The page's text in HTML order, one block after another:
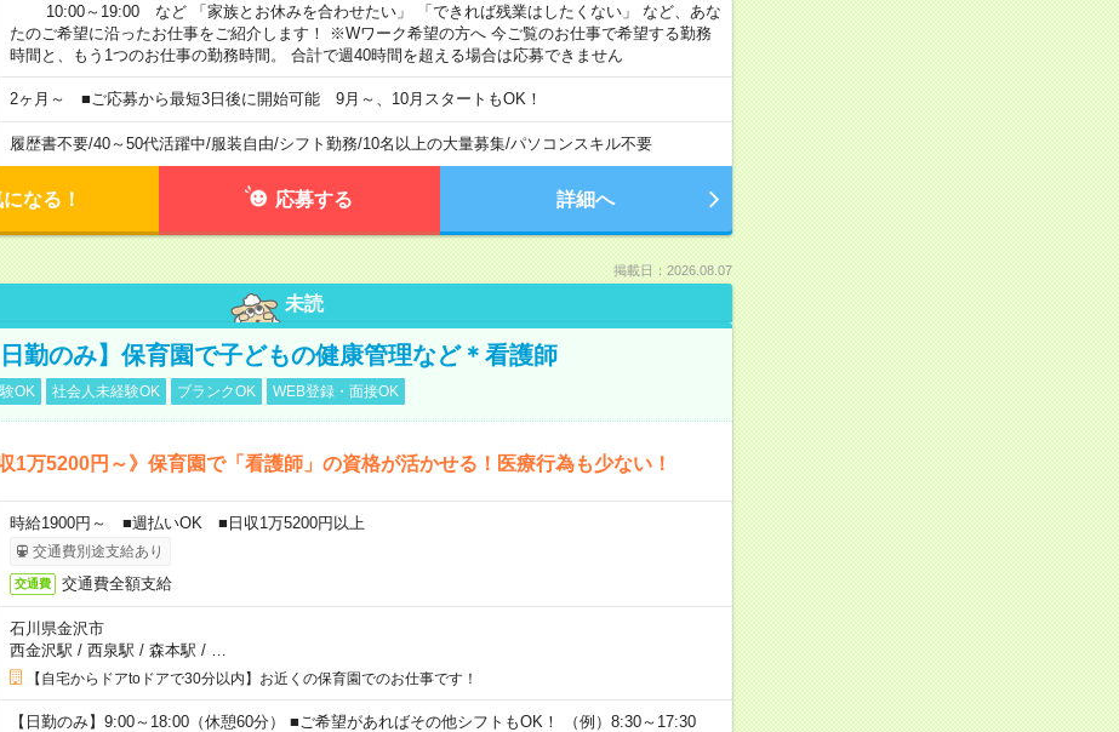
10:00～19:00 など 「家族とお休みを合わせたい」 「できれば残業はしたくない」 など、あな
たのご希望に沿ったお仕事をご紹介します！ ※Wワーク希望の方へ 今ご覧のお仕事で希望する勤務
時間と、もう1つのお仕事の勤務時間。 合計で週40時間を超える場合は応募できません
2ヶ月～ ■ご応募から最短3日後に開始可能 9月～、10月スタートもOK！
履歴書不要/40～50代活躍中/服装自由/シフト勤務/10名以上の大量募集/パソコンスキル不要
なる！ 応募する 詳細へ
掲載日：2026.08.07
未読
日勤のみ】保育園で子どもの健康管理など＊看護師
OK 社会人未経験OK ブランクOK WEB登録・面接OK
収1万5200円～》保育園で「看護師」の資格が活かせる！医療行為も少ない！
時給1900円～ ■週払いOK ■日収1万5200円以上
交通費別途支給あり
交通費 交通費全額支給
石川県金沢市
西金沢駅 / 西泉駅 / 森本駅 /
【自宅からドアtoドアで30分以内】お近くの保育園でのお仕事です！
【日勤のみ】9:00～18:00（休憩60分） ■ご希望があればその他シフトもOK！ （例）8:30～17:30